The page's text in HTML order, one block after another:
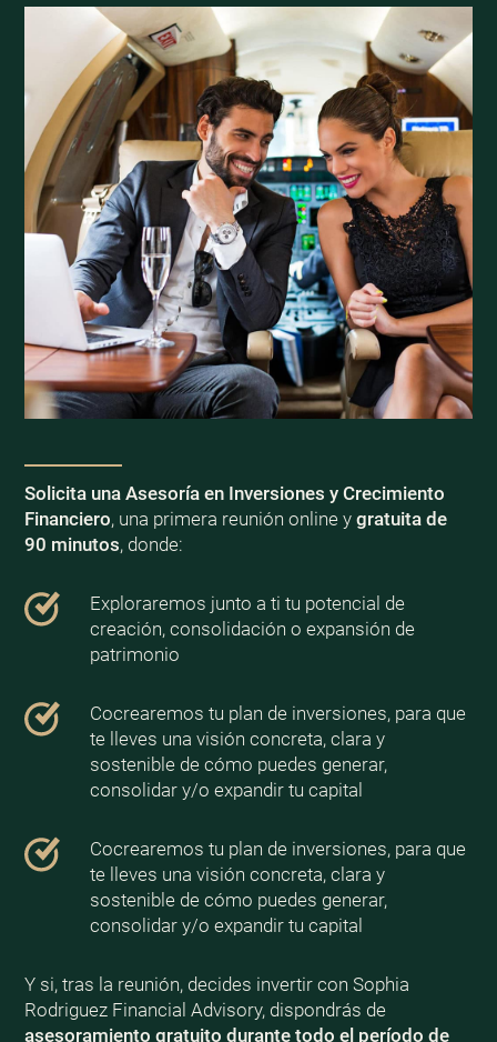
Solicita una Asesoría en Inversiones y Crecimiento
Financiero, una primera reunión online y gratuita de
90 minutos, donde:
Exploraremos junto a ti tu potencial de
creación, consolidación o expansión de
patrimonio
Cocrearemos tu plan de inversiones, para que
te lleves una visión concreta, clara y
sostenible de cómo puedes generar,
consolidar y/o expandir tu capital
Cocrearemos tu plan de inversiones, para que
te lleves una visión concreta, clara y
sostenible de cómo puedes generar,
consolidar y/o expandir tu capital
Y si, tras la reunión, decides invertir con Sophia
Rodriguez Financial Advisory, dispondrás de
asesoramiento gratuito durante todo el período de